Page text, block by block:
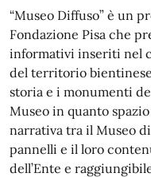
“Museo Diffuso” è un
Fondazione Pisa che
informativi inseriti nel
del territorio
storia e i monumenti
Museo in quanto
narrativa tra il Museo
pannelli e il loro
dell’Ente e